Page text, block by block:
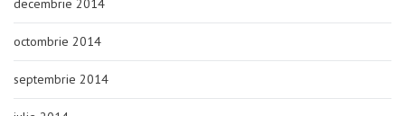
decembrie 2014
octombrie 2014
septembrie 2014